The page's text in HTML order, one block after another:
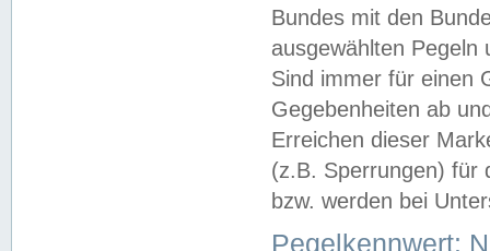
Bundes mit den
ausgewählten
Sind immer für einen
Gegebenheiten ab
Erreichen dieser
(z.B. Sperrungen) für
bzw. werden bei
Pegelkennwert: